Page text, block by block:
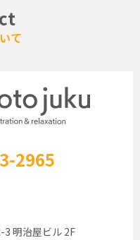
て
2965
明治屋ビル 2F